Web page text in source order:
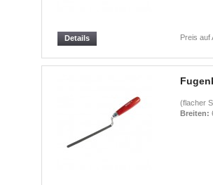
Preis auf
Details
(flacher
Breiten: